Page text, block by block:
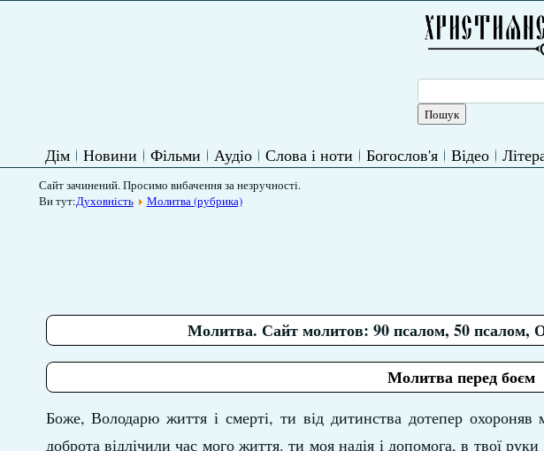
Дім Новини Фільми Аудіо Слова і ноти Богослов'я Відео
Сайт зачинений. Просимо вибачення за незручності.
Ви тут:Духовність Молитва (рубрика)
Молитва. Сайт молитов: 90 псалом, 50 псалом,
Молитва перед боєм
Боже, Володарю життя і смерті, ти від дитинства дотепер охороняв
доброта відлічили час мого життя. ти моя надія і допомога, в твої